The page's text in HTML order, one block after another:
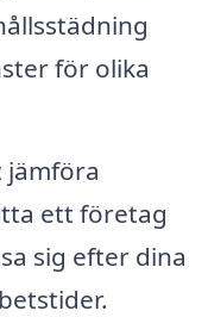
för olika
jämföra
ett företag
sig efter dina